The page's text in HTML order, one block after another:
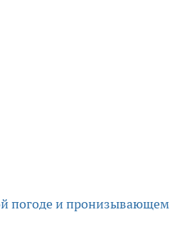
погоде и пронизывающем